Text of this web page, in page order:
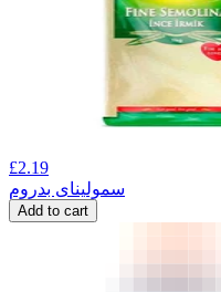
£2.19
سمولینای بدروم
Add to cart